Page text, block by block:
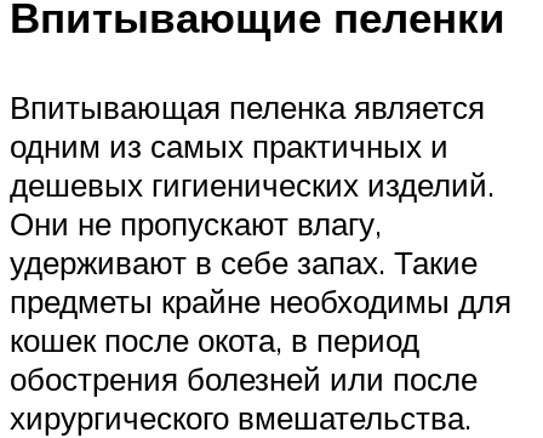
Впитывающие пеленки
Впитывающая пеленка является
одним из самых практичных и
дешевых гигиенических изделий.
Они не пропускают влагу,
удерживают в себе запах. Такие
предметы крайне необходимы для
кошек после окота, в период
обострения болезней или после
хирургического вмешательства.